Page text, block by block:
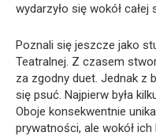
wydarzyło się wokół całej
Poznali się jeszcze jako
Teatralnej. Z czasem
za zgodny duet. Jednak z
się psuć. Najpierw była
Oboje konsekwentnie
prywatności, ale wokół